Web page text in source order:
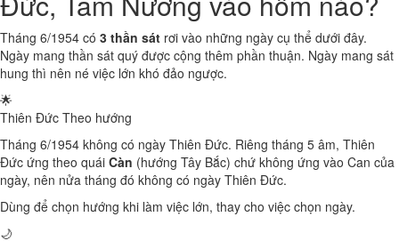
Tháng 6/1954 có 3 thần sát rơi vào những ngày cụ thể dưới đây.
Ngày mang thần sát quý được cộng thêm phần thuận. Ngày mang sát
hung thì nên né việc lớn khó đảo ngược.
🌟
Thiên Đức Theo hướng
Tháng 6/1954 không có ngày Thiên Đức. Riêng tháng 5 âm, Thiên
Đức ứng theo quái Càn (hướng Tây Bắc) chứ không ứng vào Can của
ngày, nên nửa tháng đó không có ngày Thiên Đức.
Dùng để chọn hướng khi làm việc lớn, thay cho việc chọn ngày.
🌙